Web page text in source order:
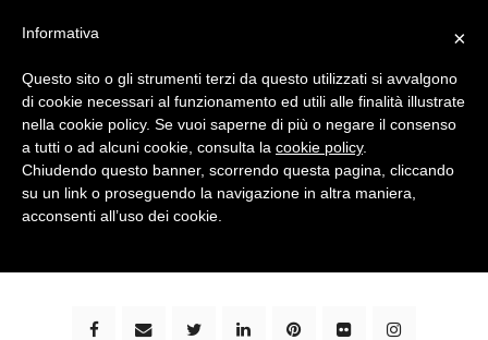
bimbi e viaggi - family travel blog: community #1 in
×
Informativa
Questo sito o gli strumenti terzi da questo utilizzati si avvalgono
di cookie necessari al funzionamento ed utili alle finalità illustrate
nella cookie policy. Se vuoi saperne di più o negare il consenso
a tutti o ad alcuni cookie, consulta la cookie policy.
Chiudendo questo banner, scorrendo questa pagina, cliccando
su un link o proseguendo la navigazione in altra maniera,
acconsenti all’uso dei cookie.